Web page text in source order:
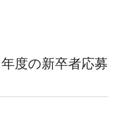
年度の新卒者応募